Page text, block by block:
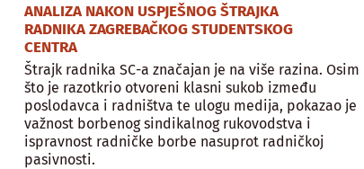
ANALIZA NAKON USPJEŠNOG ŠTRAJKA
RADNIKA ZAGREBAČKOG STUDENTSKOG
CENTRA
Štrajk radnika SC-a značajan je na više razina. Osim
što je razotkrio otvoreni klasni sukob između
poslodavca i radništva te ulogu medija, pokazao je
važnost borbenog sindikalnog rukovodstva i
ispravnost radničke borbe nasuprot radničkoj
pasivnosti.